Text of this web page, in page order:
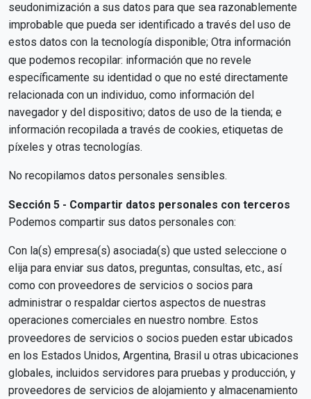
seudonimización a sus datos para que sea razonablemente
improbable que pueda ser identificado a través del uso de
estos datos con la tecnología disponible; Otra información
que podemos recopilar: información que no revele
específicamente su identidad o que no esté directamente
relacionada con un individuo, como información del
navegador y del dispositivo; datos de uso de la tienda; e
información recopilada a través de cookies, etiquetas de
píxeles y otras tecnologías.
No recopilamos datos personales sensibles.
Sección 5 - Compartir datos personales con terceros
Podemos compartir sus datos personales con:
Con la(s) empresa(s) asociada(s) que usted seleccione o
elija para enviar sus datos, preguntas, consultas, etc., así
como con proveedores de servicios o socios para
administrar o respaldar ciertos aspectos de nuestras
operaciones comerciales en nuestro nombre. Estos
proveedores de servicios o socios pueden estar ubicados
en los Estados Unidos, Argentina, Brasil u otras ubicaciones
globales, incluidos servidores para pruebas y producción, y
proveedores de servicios de alojamiento y almacenamiento